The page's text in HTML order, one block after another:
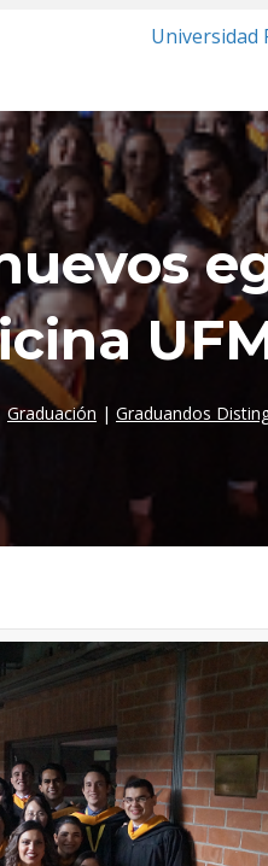
Universidad
Graduación | Graduandos